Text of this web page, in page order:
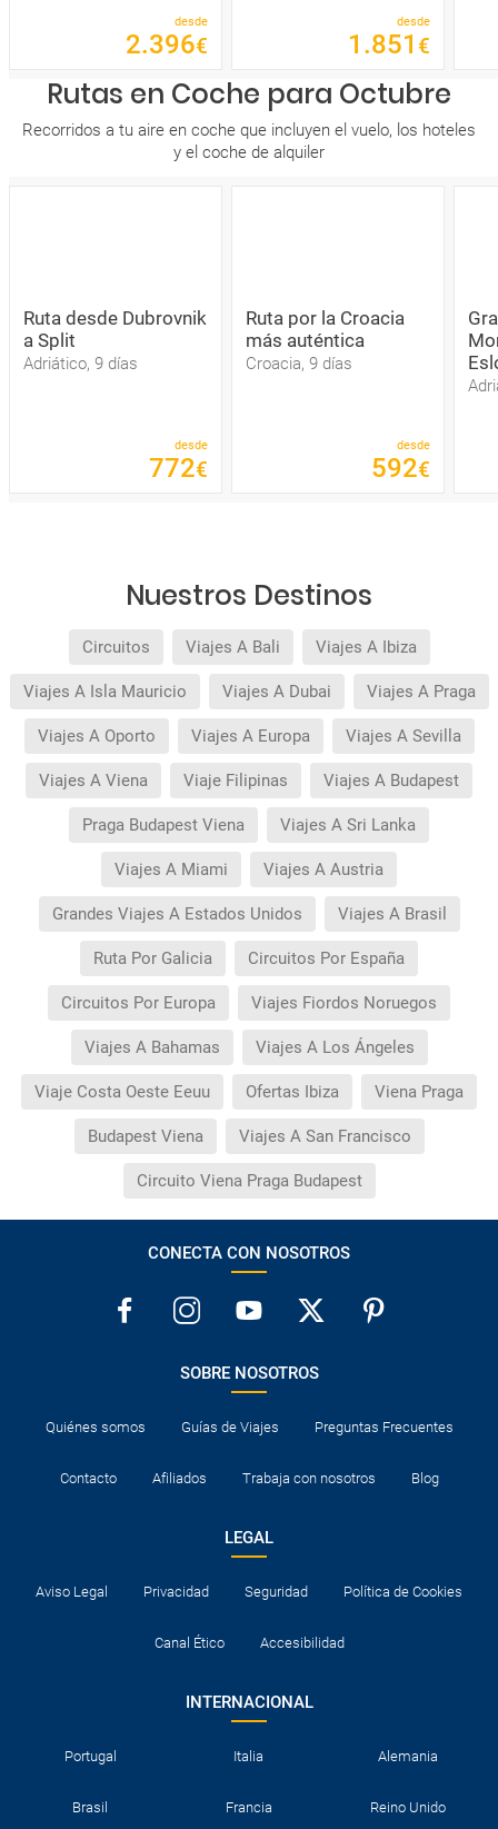
desde
2.396€
desde
1 .851 €
Rutas en Coche para Octubre
Recorridos a tu aire en coche que incluyen el vuelo, los hoteles
y el coche de alquiler
Ruta desde Dubrovnik
a Split
Adriático, 9 días
desde
772€
Ruta por la Croacia
más auténtica
Croacia, 9 días
desde
592€
Nuestros Destinos
Circuitos Viajes A Bali Viajes A Ibiza
Viajes A Isla Mauricio Viajes A Dubai Viajes A Praga
Viajes A Oporto Viajes A Europa Viajes A Sevilla
Viajes A Viena Viaje Filipinas Viajes A Budapest
Praga Budapest Viena Viajes A Sri Lanka
Viajes A Miami Viajes A Austria
Grandes Viajes A Estados Unidos Viajes A Brasil
Ruta Por Galicia Circuitos Por España
Circuitos Por Europa Viajes Fiordos Noruegos
Viajes A Bahamas Viajes A Los Ángeles
Viaje Costa Oeste Eeuu Ofertas Ibiza Viena Praga
Budapest Viena Viajes A San Francisco
Circuito Viena Praga Budapest
CONECTA CON NOSOTROS
SOBRE NOSOTROS
Quiénes somos Guías de Viajes Preguntas Frecuentes
Contacto Afiliados Trabaja con nosotros Blog
LEGAL
Aviso Legal Privacidad Seguridad Política de Cookies
Canal Ético Accesibilidad
INTERNACIONAL
Portugal Italia Alemania
Brasil Francia Reino Unido